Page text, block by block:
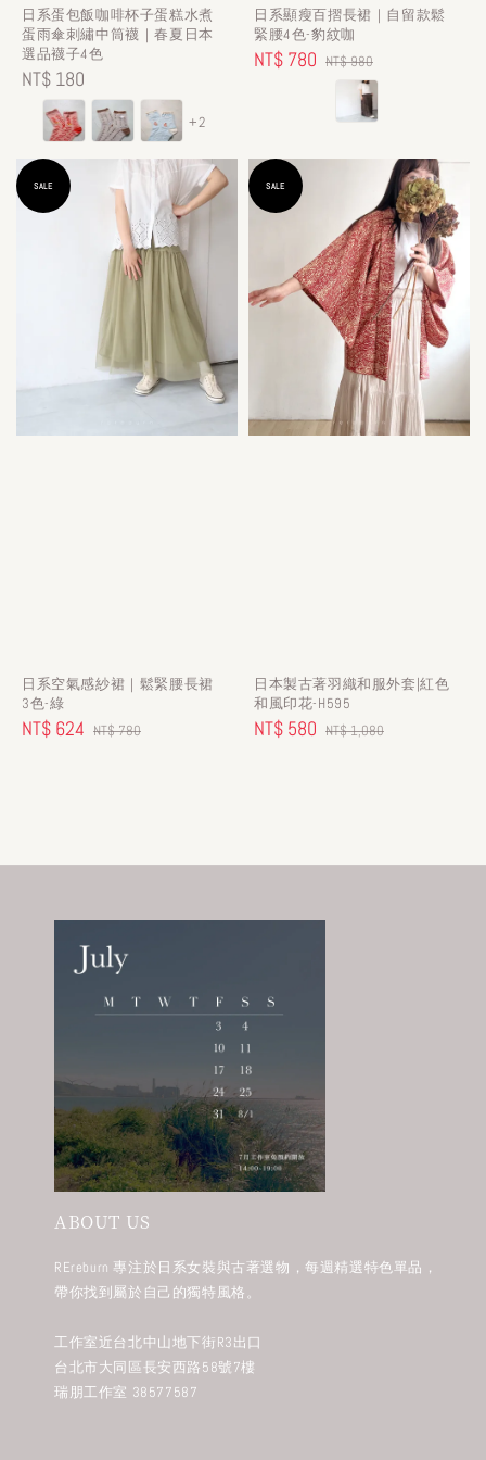
日系蛋包飯咖啡杯子蛋糕水煮
蛋雨傘刺繡中筒襪｜春夏日本
選品襪子4色
Regular
price
NT$ 180
+2
日系顯瘦百摺長裙｜自留款鬆
緊腰4色-豹紋咖
Sale
NT$ 780 Regular
price
NT$ 980
SALE
日系空氣感紗裙｜鬆緊腰長裙
3色-綠
Sale
NT$ 624 Regular
NT$ 780
SALE
日本製古著羽織和服外套|紅色
和風印花-H595
Sale
NT$ 580 Regular
NT$ 1,080
ABOUT US
REreburn 專注於日系女裝與古著選物，每週精選特色單品，
帶你找到屬於自己的獨特風格。
工作室近台北中山地下街R3出口
台北市大同區長安西路58號7樓
瑞朋工作室 38577587